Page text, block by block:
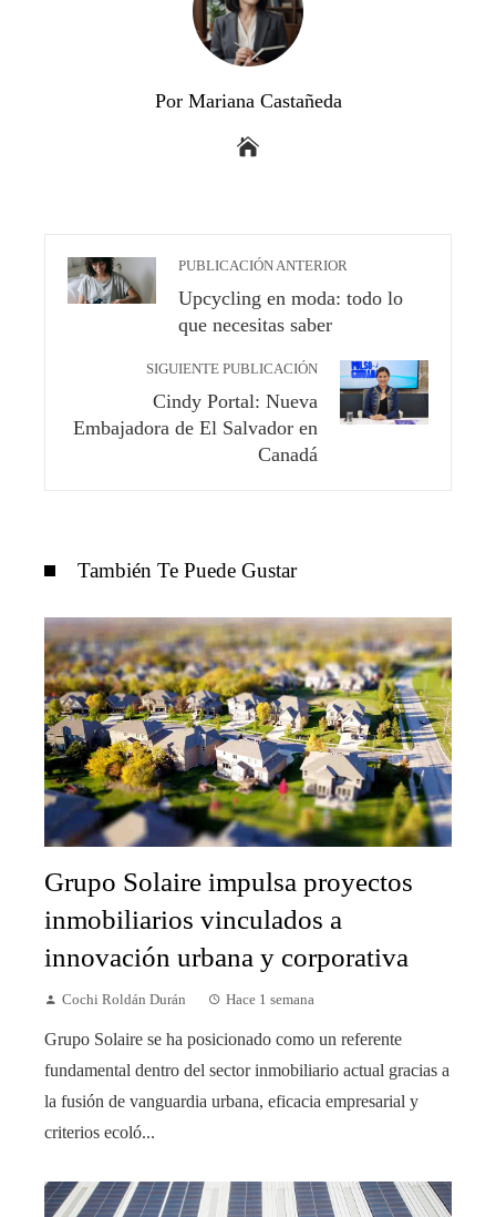
Por Mariana Castañeda
PUBLICACIÓN ANTERIOR
Upcycling en moda: todo lo
que necesitas saber
SIGUIENTE PUBLICACIÓN
Cindy Portal: Nueva
Embajadora de El Salvador en
Canadá
También Te Puede Gustar
Grupo Solaire impulsa proyectos
inmobiliarios vinculados a
innovación urbana y corporativa
Cochi Roldán Durán Hace 1 semana
Grupo Solaire se ha posicionado como un referente
fundamental dentro del sector inmobiliario actual gracias a
la fusión de vanguardia urbana, eficacia empresarial y
criterios ecoló...